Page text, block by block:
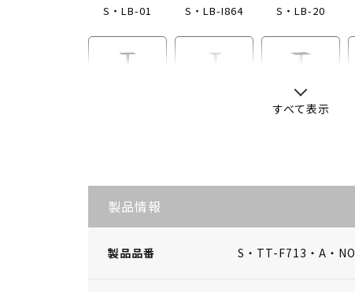
S・LB-01 S・LB-I864 S・LB-20
すべて表示
製品情報
製品品番 S・TT-F713・A・NO